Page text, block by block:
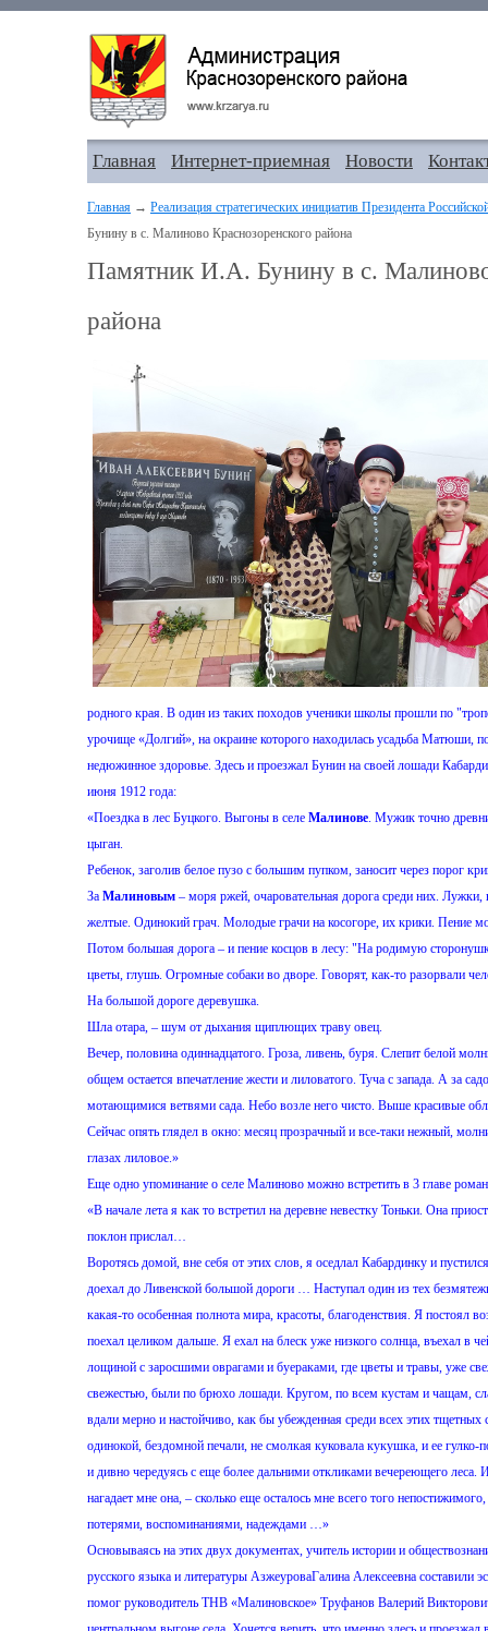
Главная Интернет-приемная Новости
Главная → Реализация стратегических инициатив Президента
Бунину в с. Малиново Краснозоренского района
Памятник И.А. Бунину в с.
района
родного края. В один из таких походов ученики школы прошли по
урочище «Долгий», на окраине которого находилась усадьба Матюши,
недюжинное здоровье. Здесь и проезжал Бунин на своей лошади
июня 1912 года:
«Поездка в лес Буцкого. Выгоны в селе Малинове. Мужик точно
цыган.
Ребенок, заголив белое пузо с большим пупком, заносит через порог
За Малиновым – моря ржей, очаровательная дорога среди них.
желтые. Одинокий грач. Молодые грачи на косогоре, их крики. Пение
Потом большая дорога – и пение косцов в лесу: "На родимую
цветы, глушь. Огромные собаки во дворе. Говорят, как-то разорвали
На большой дороге деревушка.
Шла отара, – шум от дыхания щиплющих траву овец.
Вечер, половина одиннадцатого. Гроза, ливень, буря. Слепит белой
общем остается впечатление жести и лиловатого. Туча с запада. А за
мотающимися ветвями сада. Небо возле него чисто. Выше красивые
Сейчас опять глядел в окно: месяц прозрачный и все-таки нежный,
глазах лиловое.»
Еще одно упоминание о селе Малиново можно встретить в 3 главе
«В начале лета я как то встретил на деревне невестку Тоньки. Она
поклон прислал…
Воротясь домой, вне себя от этих слов, я оседлал Кабардинку и
доехал до Ливенской большой дороги … Наступал один из тех
какая-то особенная полнота мира, красоты, благоденствия. Я постоял
поехал целиком дальше. Я ехал на блеск уже низкого солнца, въехал в
лощиной с заросшими оврагами и буераками, где цветы и травы, уже
свежестью, были по брюхо лошади. Кругом, по всем кустам и чащам,
вдали мерно и настойчиво, как бы убежденная среди всех этих тщетных
одинокой, бездомной печали, не смолкая куковала кукушка, и ее гулко-
и дивно чередуясь с еще более дальними откликами вечереющего леса.
нагадает мне она, – сколько еще осталось мне всего того
потерями, воспоминаниями, надеждами …»
Основываясь на этих двух документах, учитель истории и
русского языка и литературы АзжеуроваГалина Алексеевна составили
помог руководитель ТНВ «Малиновское» Труфанов Валерий